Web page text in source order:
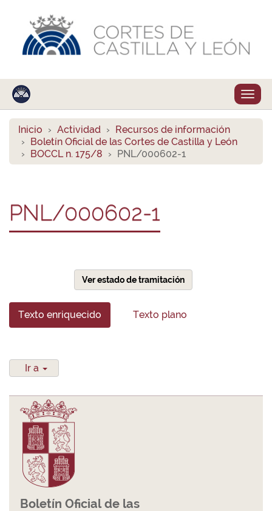
Inicio Actividad
Recursos de información
Boletín Oficial de las Cortes de Castilla y León
BOCCL n. 175/8
PNL/000602-1
PNL/000602-1
Ver estado de tramitación
Texto enriquecido Texto plano
Ir a
Boletín Oficial de las